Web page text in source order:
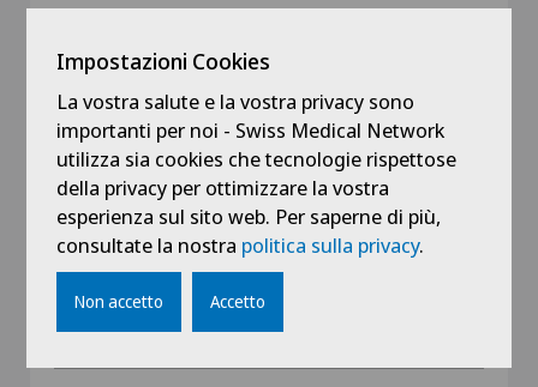
Praticien des Centres de Lutte Contre le
Cancer. Institut Curie
2015 - 2021
Head of clinic radiation oncology of university
hospital of Geneva
2010 - 2015
Hospital of Geneva (HUG), University Hospital
of Lausanne (CHUV)
Impostazioni Cookies
La vostra salute e la vostra privacy sono
importanti per noi - Swiss Medical Network
utilizza sia cookies che tecnologie rispettose
della privacy per ottimizzare la vostra
esperienza sul sito web. Per saperne di più,
consultate la nostra politica sulla privacy.
Non accetto Accetto